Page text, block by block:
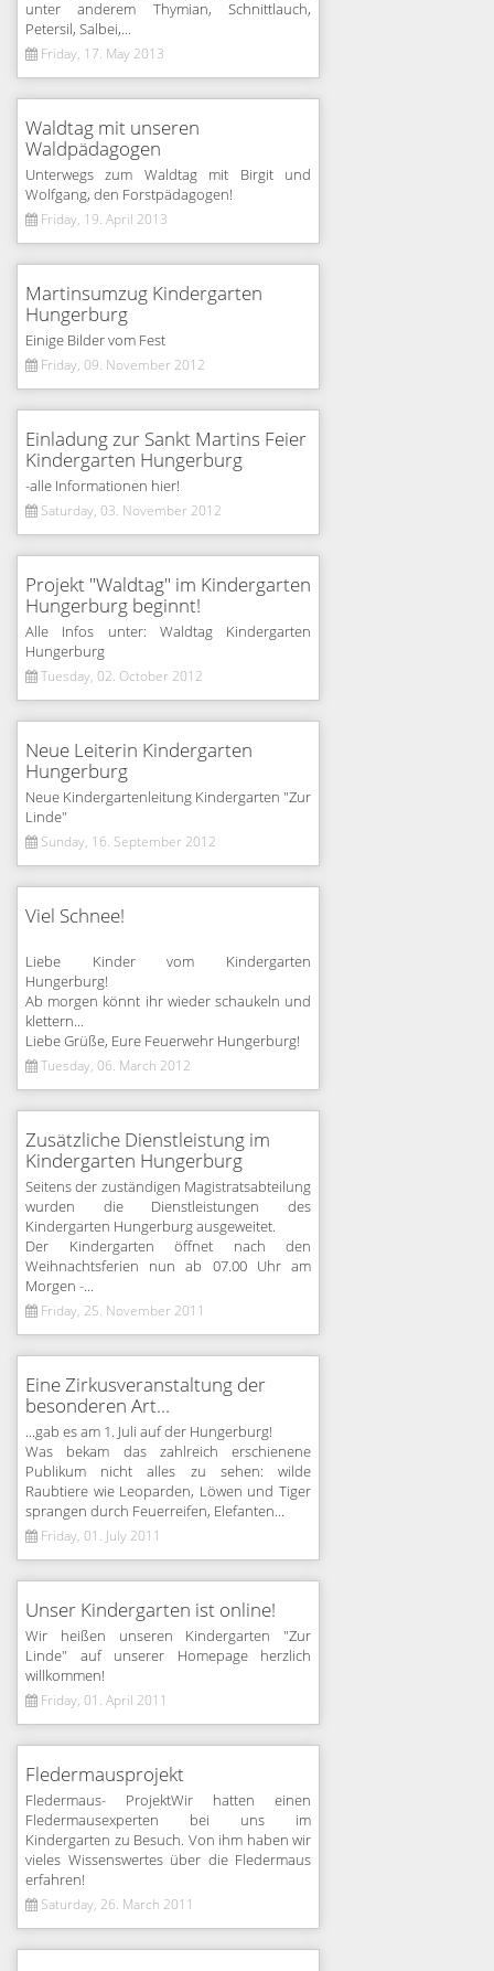
unter anderem Thymian, Schnittlauch,
Petersil, Salbei,...
Friday, 17. May 2013
Waldtag mit unseren
Waldpädagogen
Unterwegs zum Waldtag mit Birgit und
Wolfgang, den Forstpädagogen!
Friday, 19. April 2013
Martinsumzug Kindergarten
Hungerburg
Einige Bilder vom Fest
Friday, 09. November 2012
Einladung zur Sankt Martins Feier
Kindergarten Hungerburg
-alle Informationen hier!
Saturday, 03. November 2012
Projekt "Waldtag" im Kindergarten
Hungerburg beginnt!
Alle Infos unter: Waldtag Kindergarten
Hungerburg
Tuesday, 02. October 2012
Neue Leiterin Kindergarten
Hungerburg
Neue Kindergartenleitung Kindergarten "Zur
Linde"
Sunday, 16. September 2012
Viel Schnee!
Liebe Kinder vom Kindergarten
Hungerburg!
Ab morgen könnt ihr wieder schaukeln und
klettern...
Liebe Grüße, Eure Feuerwehr Hungerburg!
Tuesday, 06. March 2012
Zusätzliche Dienstleistung im
Kindergarten Hungerburg
Seitens der zuständigen Magistratsabteilung
wurden die Dienstleistungen des
Kindergarten Hungerburg ausgeweitet.
Der Kindergarten öffnet nach den
Weihnachtsferien nun ab 07.00 Uhr am
Morgen -...
Friday, 25. November 2011
Eine Zirkusveranstaltung der
besonderen Art...
...gab es am 1. Juli auf der Hungerburg!
Was bekam das zahlreich erschienene
Publikum nicht alles zu sehen: wilde
Raubtiere wie Leoparden, Löwen und Tiger
sprangen durch Feuerreifen, Elefanten...
Friday, 01. July 2011
Unser Kindergarten ist online!
Wir heißen unseren Kindergarten "Zur
Linde" auf unserer Homepage herzlich
willkommen!
Friday, 01. April 2011
Fledermausprojekt
Fledermaus- ProjektWir hatten einen
Fledermausexperten bei uns im
Kindergarten zu Besuch. Von ihm haben wir
vieles Wissenswertes über die Fledermaus
erfahren!
Saturday, 26. March 2011